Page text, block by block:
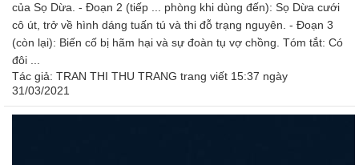
của Sọ Dừa. - Đoạn 2 (tiếp ... phòng khi dùng đến): Sọ Dừa cưới
cô út, trở về hình dáng tuấn tú và thi đỗ trạng nguyên. - Đoạn 3
(còn lại): Biến cố bị hãm hại và sự đoàn tụ vợ chồng. Tóm tắt: Có
đôi ...
Tác giả: TRAN THI THU TRANG trang viết 15:37 ngày
31/03/2021